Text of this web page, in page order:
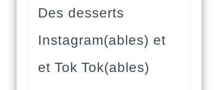
Des desserts
Instagram(ables) et
et Tok Tok(ables)